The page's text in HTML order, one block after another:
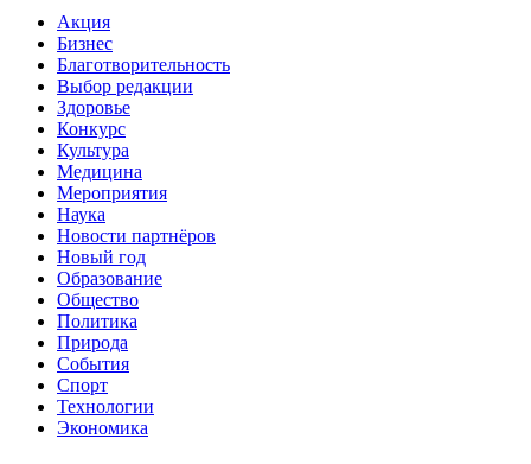
Акция
Бизнес
Благотворительность
Выбор редакции
Здоровье
Конкурс
Культура
Медицина
Мероприятия
Наука
Новости партнёров
Новый год
Образование
Общество
Политика
Природа
События
Спорт
Технологии
Экономика